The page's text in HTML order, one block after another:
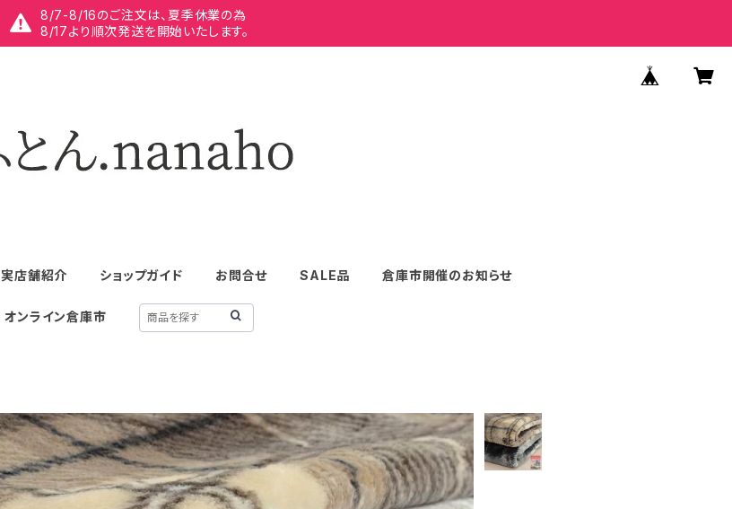
8/7-8/16のご注文は、夏季休業の為
8/17より順次発送を開始いたします。
実店舗紹介 ショップガイド お問合せ SALE品 倉庫市開催のお知らせ
オンライン倉庫市